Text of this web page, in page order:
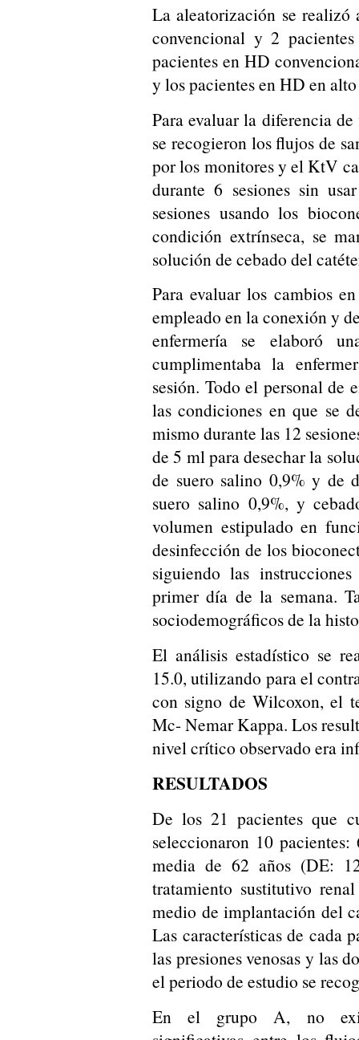
La aleatorización se realizó
convencional y 2
pacientes en HD
y los pacientes en HD en
Para evaluar la diferencia
se recogieron los flujos de
por los monitores y el KtV
durante 6 sesiones sin
sesiones usando los
condición extrínseca, se
solución de cebado del
Para evaluar los cambios
empleado en la conexión y
enfermería se elaboró
cumplimentaba la
sesión. Todo el personal de
las condiciones en que se
mismo durante las 12
de 5 ml para desechar la
de suero salino 0,9% y de
suero salino 0,9%, y
volumen estipulado en
desinfección de los
siguiendo las
primer día de la semana.
sociodemográficos de la
El análisis estadístico se
15.0, utilizando para el
con signo de Wilcoxon, el
Mc- Nemar Kappa. Los
nivel crítico observado era
RESULTADOS
De los 21 pacientes que
seleccionaron 10
media de 62 años (DE:
tratamiento sustitutivo
medio de implantación del
Las características de cada
las presiones venosas y las
el periodo de estudio se
En el grupo A, no